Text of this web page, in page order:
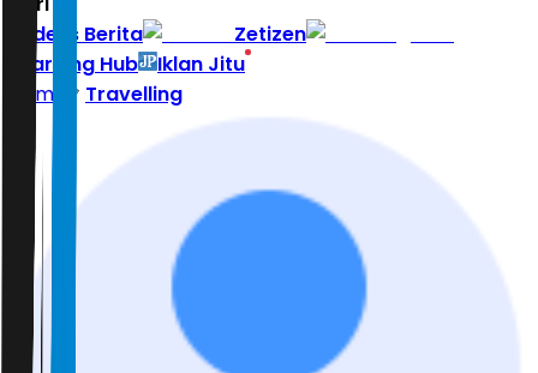
Indeks Berita
Zetizen
Learning Hub
Iklan Jitu
Home
Travelling